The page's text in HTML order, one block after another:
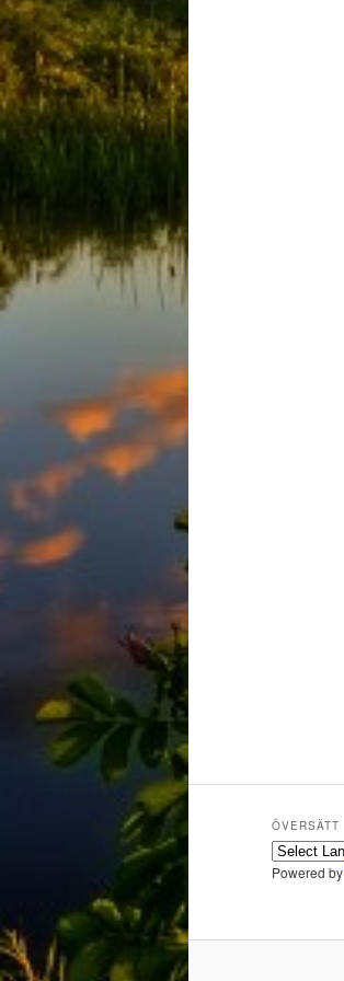
ÖVERSÄTT
Powered by